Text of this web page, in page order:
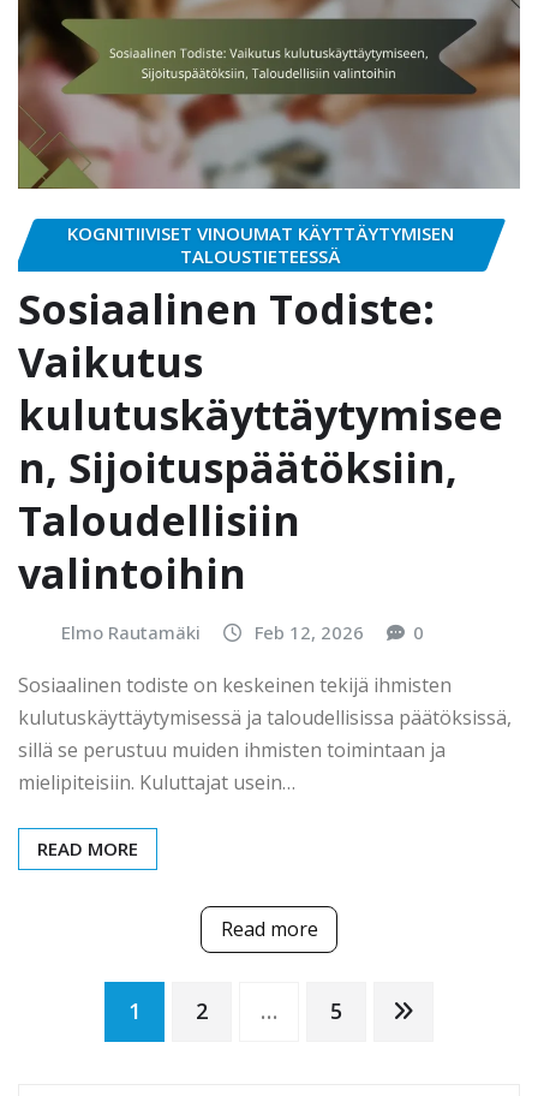
KOGNITIIVISET VINOUMAT KÄYTTÄYTYMISEN
TALOUSTIETEESSÄ
Sosiaalinen Todiste:
Vaikutus
kulutuskäyttäytymisee
n, Sijoituspäätöksiin,
Taloudellisiin
valintoihin
Elmo Rautamäki Feb 12, 2026 0
Sosiaalinen todiste on keskeinen tekijä ihmisten
kulutuskäyttäytymisessä ja taloudellisissa päätöksissä,
sillä se perustuu muiden ihmisten toimintaan ja
mielipiteisiin. Kuluttajat usein…
READ MORE
Read more
Posts
1 2 … 5